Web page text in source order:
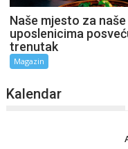
Naše mjesto za
uposlenicima
trenutak
Magazin
Kalendar